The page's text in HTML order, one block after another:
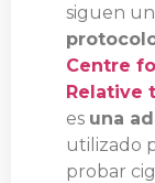
siguen
Centre
Relative
es una
utilizado
probar